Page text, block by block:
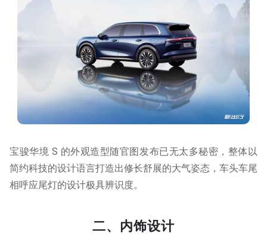
宝骏华境 S 的外观造型随官图发布已无太多秘密，整体以
简约科技的设计语言打造出修长舒展的大气姿态，车头车尾
相呼应尾灯的设计极具辨识度。
二、内饰设计